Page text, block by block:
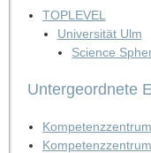
TOPLEVEL
Universität Ulm
Science
Untergeordnete